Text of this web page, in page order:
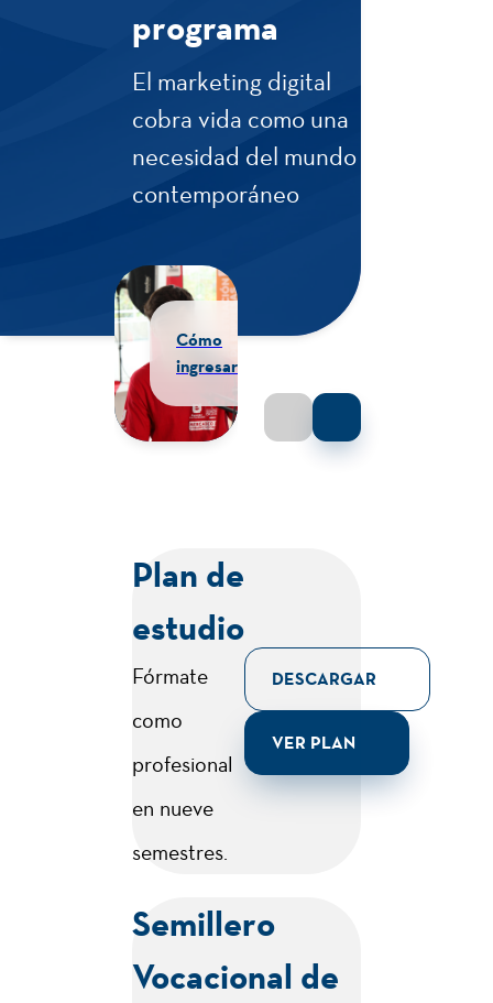
programa
El marketing digital
cobra vida como una
necesidad del mundo
contemporáneo
Cómo
ingresar
Plan de
estudio
Fórmate
como
profesional
en nueve
semestres.
DESCARGAR
VER PLAN
programa
Semillero
Vocacional de